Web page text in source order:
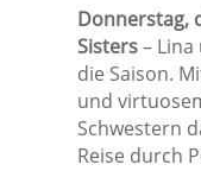
Donnerstag,
Sisters– Lina
die Saison.
und
Schwestern
Reise durch